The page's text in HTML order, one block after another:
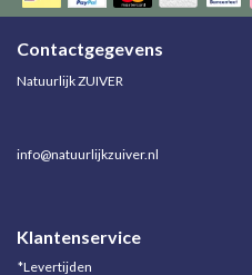
Contactgegevens
Natuurlijk ZUIVER
info@natuurlijkzuiver.nl
Klantenservice
*Levertijden